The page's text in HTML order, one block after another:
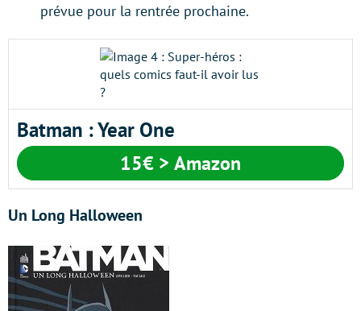
prévue pour la rentrée prochaine.
Batman : Year One
15€ > Amazon
Un Long Halloween